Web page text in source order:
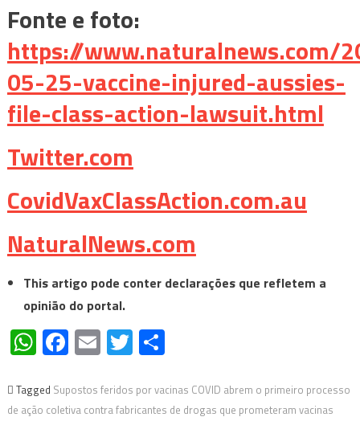
Fonte e foto:
https://www.naturalnews.com/
05-25-vaccine-injured-aussies-
file-class-action-lawsuit.html
Twitter.com
CovidVaxClassAction.com.au
NaturalNews.com
This artigo pode conter declarações que refletem a
opinião do portal.
WhatsApp
Facebook
EmailTwitter
Share
Tagged Supostos feridos por vacinas COVID abrem o primeiro processo
de ação coletiva contra fabricantes de drogas que prometeram vacinas